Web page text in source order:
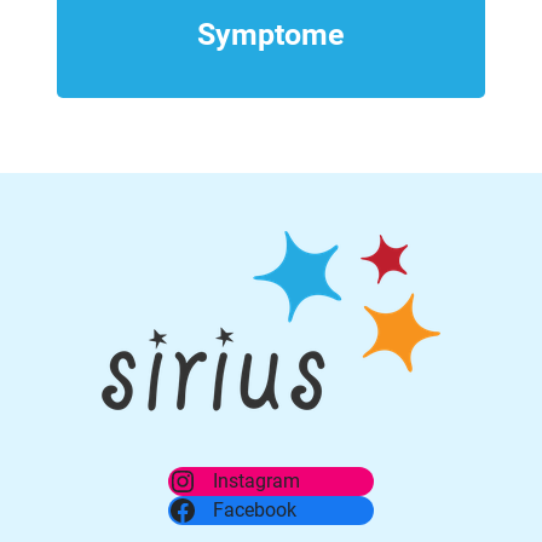
Symptome
Instagram
Facebook